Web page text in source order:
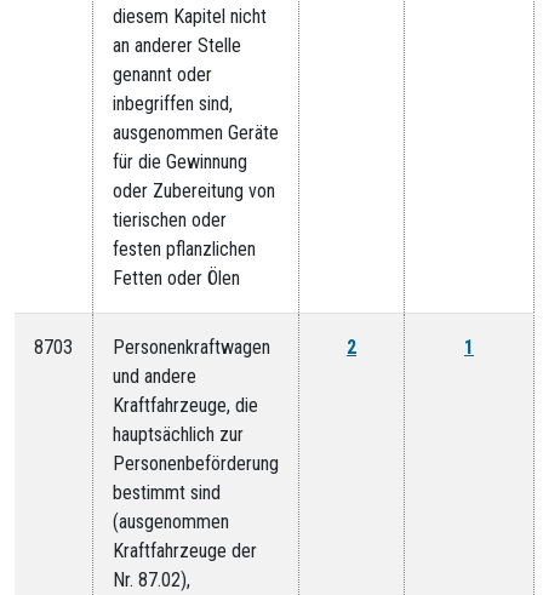
diesem Kapitel nicht
an anderer Stelle
genannt oder
inbegriffen sind,
ausgenommen Geräte
für die Gewinnung
oder Zubereitung von
tierischen oder
festen pflanzlichen
Fetten oder Ölen
8703
Personenkraftwagen
und andere
Kraftfahrzeuge, die
hauptsächlich zur
Personenbeförderung
bestimmt sind
(ausgenommen
Kraftfahrzeuge der
Nr. 87.02),
2 1